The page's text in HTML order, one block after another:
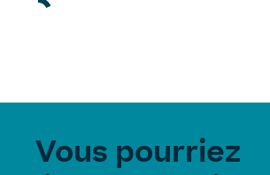
Vous pourriez